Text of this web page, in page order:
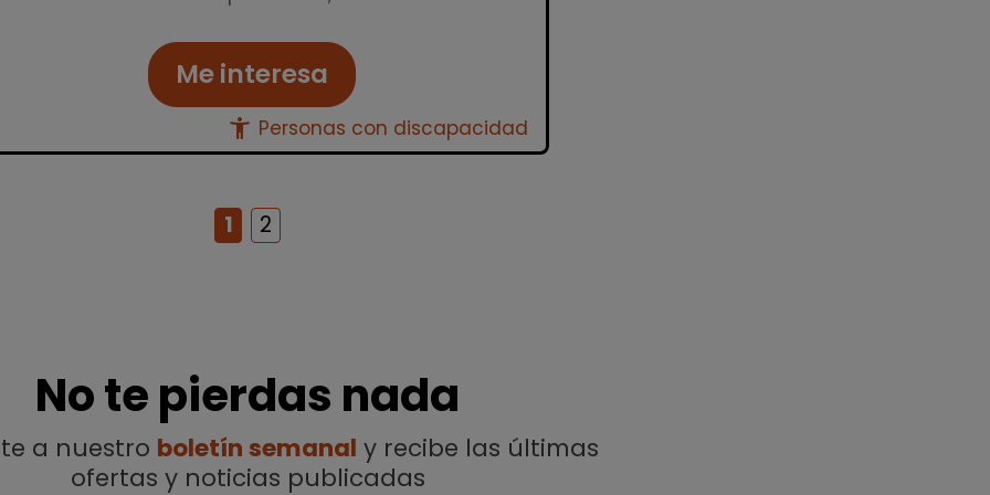
Me interesa
accessibility_new Personas con discapacidad
1 2
No te pierdas nada
a nuestro boletín semanal y recibe las últimas
ofertas y noticias publicadas